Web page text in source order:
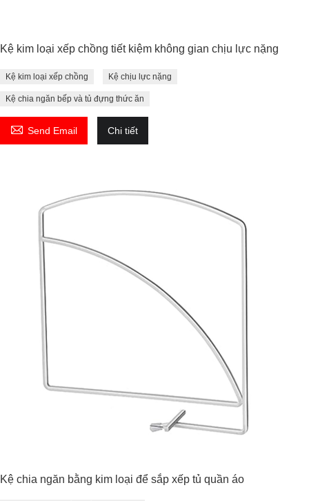
Kệ kim loại xếp chồng tiết kiệm không gian chịu lực nặng
Kệ kim loại xếp chồng Kệ chịu lực nặng
Kệ chia ngăn bếp và tủ đựng thức ăn
 Send Email Chi tiết
Kệ chia ngăn bằng kim loại để sắp xếp tủ quần áo